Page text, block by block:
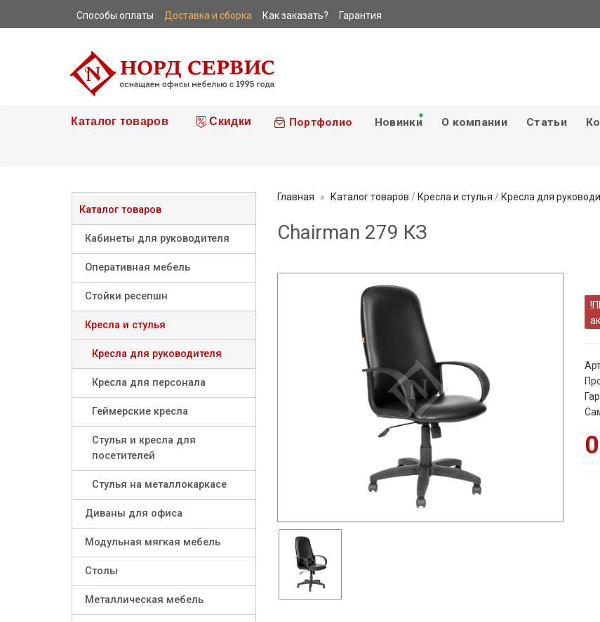
Способы оплаты Доставка и сборка Как заказать? Гарантия
Каталог товаров Скидки Портфолио Новинки О компании Статьи
Каталог товаров
Кабинеты для руководителя
Оперативная мебель
Стойки ресепшн
Кресла и стулья
Кресла для руководителя
Кресла для персонала
Геймерские кресла
Стулья и кресла для
посетителей
Стулья на металлокаркасе
Диваны для офиса
Модульная мягкая мебель
Столы
Металлическая мебель
Главная Каталог товаров / Кресла и стулья / Кресла для
Chairman 279 КЗ
0